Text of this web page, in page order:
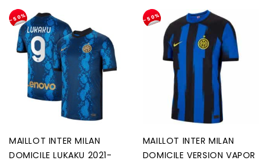
-50%
MAILLOT INTER MILAN
DOMICILE LUKAKU 2021-
-50%
MAILLOT INTER MILAN
DOMICILE VERSION VAPOR